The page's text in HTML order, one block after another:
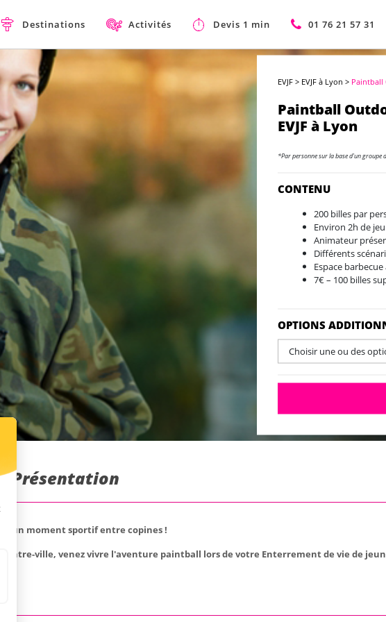
Destinations Activités Devis 1 min 01 76 21 57 31
EVJF > EVJF à Lyon >
Paintball
EVJF à Lyon
*Par personne sur la base d'un groupe
CONTENU
200 billes par
Environ 2h de jeu
Animateur
Différents
Espace
7€ – 100 billes
OPTIONS
Choisir une ou des
Présentation
un moment sportif entre copines !
centre-ville, venez vivre l'aventure paintball lors de votre Enterrement de vie de